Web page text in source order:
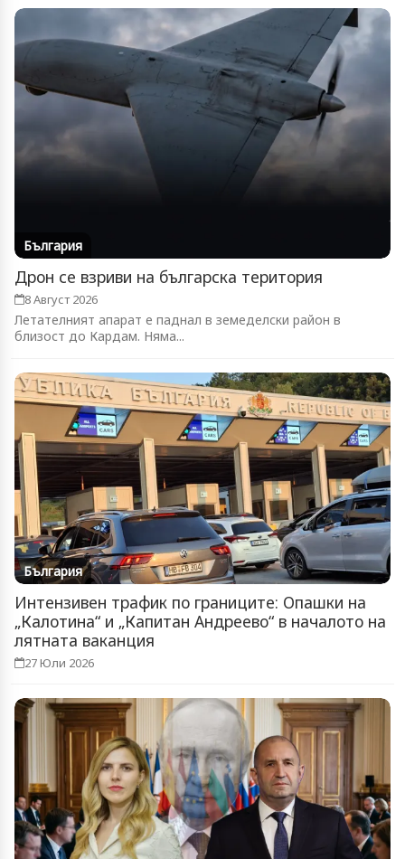
България
Дрон се взриви на българска територия
8 Август 2026
Летателният апарат е паднал в земеделски район в
близост до Кардам. Няма...
България
Интензивен трафик по границите: Опашки на
„Калотина“ и „Капитан Андреево“ в началото на
лятната ваканция
27 Юли 2026